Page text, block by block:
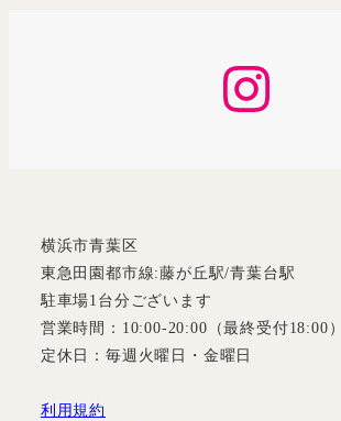
横浜市青葉区
東急田園都市線:藤が丘駅/青葉台駅
駐車場1台分ございます
営業時間：10:00-20:00（最終受付18:00）
定休日：毎週火曜日・金曜日
利用規約